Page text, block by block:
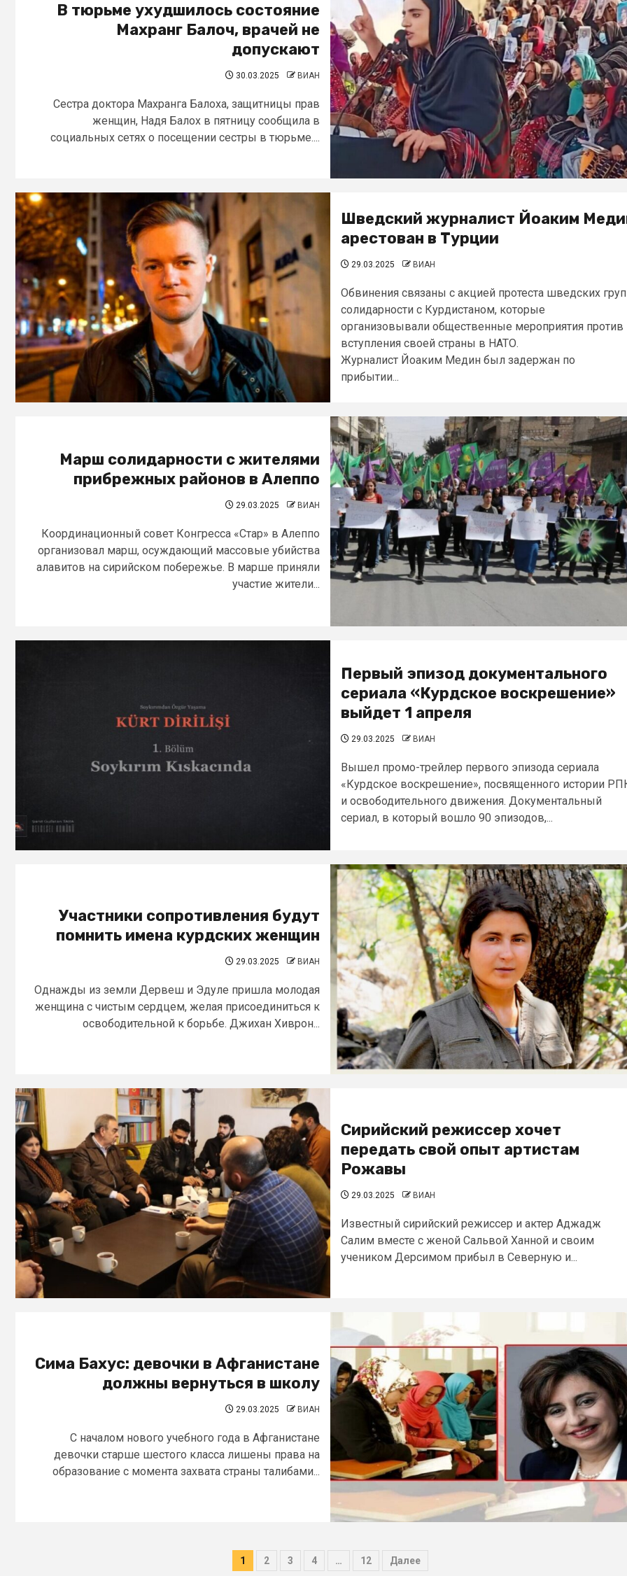
В тюрьме ухудшилось состояние
Махранг Балоч, врачей не
допускают
30.03.2025 ВИАН
Сестра доктора Махранга Балоха, защитницы прав
женщин, Надя Балох в пятницу сообщила в
социальных сетях о посещении сестры в тюрьме....
Шведский журналист Йоаким
арестован в Турции
29.03.2025 ВИАН
Обвинения связаны с акцией протеста шведских
солидарности с Курдистаном, которые
организовывали общественные мероприятия против
вступления своей страны в НАТО.
Журналист Йоаким Медин был задержан по
прибытии...
Марш солидарности с жителями
прибрежных районов в Алеппо
29.03.2025 ВИАН
Координационный совет Конгресса «Стар» в Алеппо
организовал марш, осуждающий массовые убийства
алавитов на сирийском побережье. В марше приняли
участие жители...
Первый эпизод документального
сериала «Курдское воскрешение»
выйдет 1 апреля
29.03.2025 ВИАН
Вышел промо-трейлер первого эпизода сериала
«Курдское воскрешение», посвященного истории
и освободительного движения. Документальный
сериал, в который вошло 90 эпизодов,...
Участники сопротивления будут
помнить имена курдских женщин
29.03.2025 ВИАН
Однажды из земли Дервеш и Эдуле пришла молодая
женщина с чистым сердцем, желая присоединиться к
освободительной к борьбе. Джихан Хиврон...
Сирийский режиссер хочет
передать свой опыт артистам
Рожавы
29.03.2025 ВИАН
Известный сирийский режиссер и актер Аджадж
Салим вместе с женой Сальвой Ханной и своим
учеником Дерсимом прибыл в Северную и...
Сима Бахус: девочки в Афганистане
должны вернуться в школу
29.03.2025 ВИАН
С началом нового учебного года в Афганистане
девочки старше шестого класса лишены права на
образование с момента захвата страны талибами...
1 2 3 4 … 12 Далее